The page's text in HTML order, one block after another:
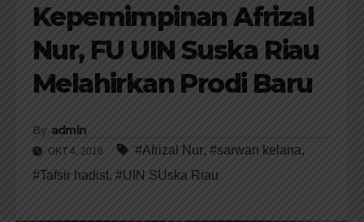
Kepemimpinan Afrizal
Nur, FU UIN Suska Riau
Melahirkan Prodi Baru
By admin
OKT 4, 2016 #Afrizal Nur, #sarwan kelana,
#Tafsir hadist, #UIN SUska Riau